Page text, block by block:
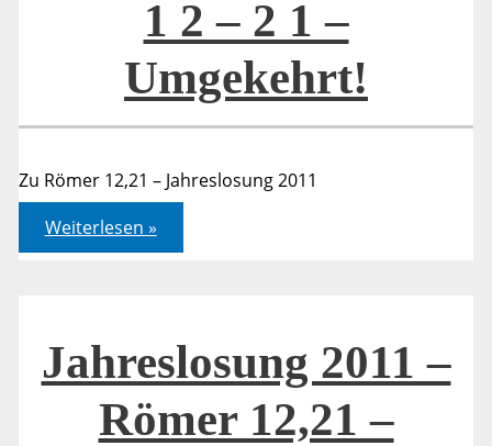
1 2 – 2 1 –
Umgekehrt!
Zu Römer 12,21 – Jahreslosung 2011
1
2
–
Weiterlesen »
Jahreslosung 2011 –
Römer 12,21 –